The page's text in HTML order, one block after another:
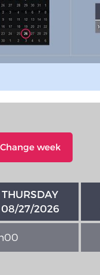
Change week
THURSDAY
08/27/2026